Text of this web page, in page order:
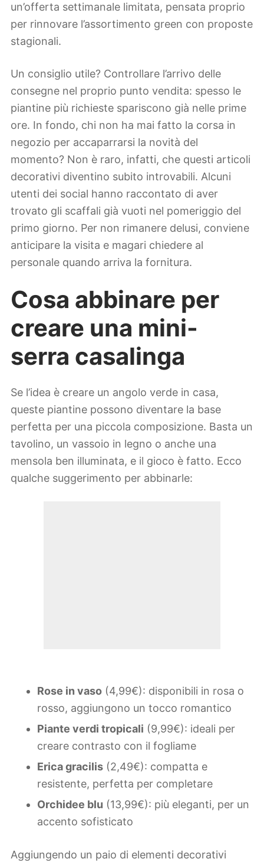
un’offerta settimanale limitata, pensata proprio
per rinnovare l’assortimento green con proposte
stagionali.
Un consiglio utile? Controllare l’arrivo delle
consegne nel proprio punto vendita: spesso le
piantine più richieste spariscono già nelle prime
ore. In fondo, chi non ha mai fatto la corsa in
negozio per accaparrarsi la novità del
momento? Non è raro, infatti, che questi articoli
decorativi diventino subito introvabili. Alcuni
utenti dei social hanno raccontato di aver
trovato gli scaffali già vuoti nel pomeriggio del
primo giorno. Per non rimanere delusi, conviene
anticipare la visita e magari chiedere al
personale quando arriva la fornitura.
Cosa abbinare per
creare una mini-
serra casalinga
Se l’idea è creare un angolo verde in casa,
queste piantine possono diventare la base
perfetta per una piccola composizione. Basta un
tavolino, un vassoio in legno o anche una
mensola ben illuminata, e il gioco è fatto. Ecco
qualche suggerimento per abbinarle:
Rose in vaso (4,99€): disponibili in rosa o
rosso, aggiungono un tocco romantico
Piante verdi tropicali (9,99€): ideali per
creare contrasto con il fogliame
Erica gracilis (2,49€): compatta e
resistente, perfetta per completare
Orchidee blu (13,99€): più eleganti, per un
accento sofisticato
Aggiungendo un paio di elementi decorativi